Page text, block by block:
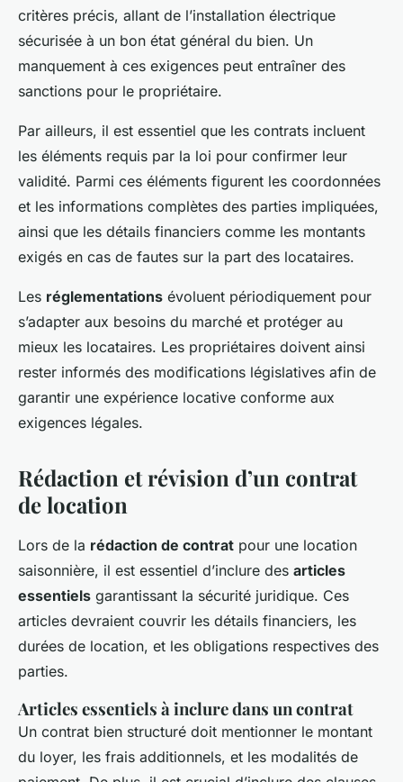
critères précis, allant de l’installation électrique
sécurisée à un bon état général du bien. Un
manquement à ces exigences peut entraîner des
sanctions pour le propriétaire.
Par ailleurs, il est essentiel que les contrats incluent
les éléments requis par la loi pour confirmer leur
validité. Parmi ces éléments figurent les coordonnées
et les informations complètes des parties impliquées,
ainsi que les détails financiers comme les montants
exigés en cas de fautes sur la part des locataires.
Les réglementations évoluent périodiquement pour
s’adapter aux besoins du marché et protéger au
mieux les locataires. Les propriétaires doivent ainsi
rester informés des modifications législatives afin de
garantir une expérience locative conforme aux
exigences légales.
Rédaction et révision d’un contrat
de location
Lors de la rédaction de contrat pour une location
saisonnière, il est essentiel d’inclure des articles
essentiels garantissant la sécurité juridique. Ces
articles devraient couvrir les détails financiers, les
durées de location, et les obligations respectives des
parties.
Articles essentiels à inclure dans un contrat
Un contrat bien structuré doit mentionner le montant
du loyer, les frais additionnels, et les modalités de